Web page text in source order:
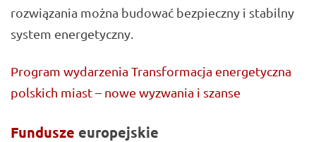
rozwiązania można budować bezpieczny i stabilny
system energetyczny.
Program wydarzenia Transformacja energetyczna
polskich miast – nowe wyzwania i szanse
Fundusze europejskie